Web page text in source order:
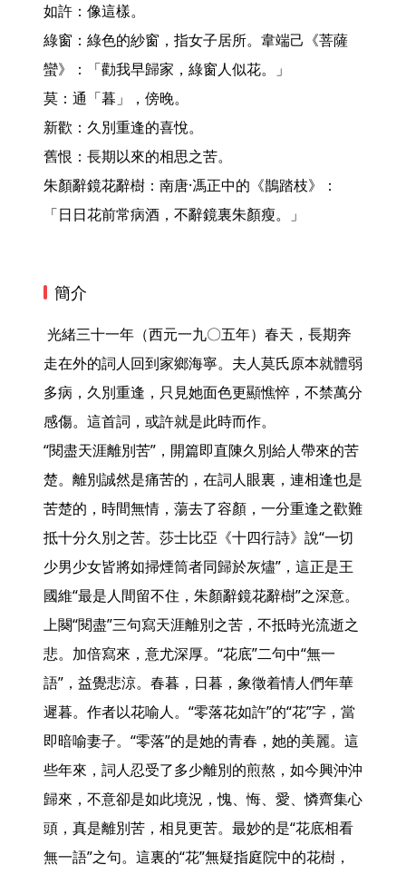
如許：像這樣。
綠窗：綠色的紗窗，指女子居所。韋端己《菩薩
蠻》：「勸我早歸家，綠窗人似花。」
莫：通「暮」，傍晚。
新歡：久別重逢的喜悅。
舊恨：長期以來的相思之苦。
朱顏辭鏡花辭樹：南唐·馮正中的《鵲踏枝》：
「日日花前常病酒，不辭鏡裏朱顏瘦。」
簡介
走在外的詞人回到家鄉海寧。夫人莫氏原本就體弱
多病，久別重逢，只見她面色更顯憔悴，不禁萬分
感傷。這首詞，或許就是此時而作。
“閱盡天涯離別苦”，開篇即直陳久別給人帶來的苦
楚。離別誠然是痛苦的，在詞人眼裏，連相逢也是
苦楚的，時間無情，蕩去了容顏，一分重逢之歡難
抵十分久別之苦。莎士比亞《十四行詩》說“一切
少男少女皆將如掃煙筒者同歸於灰燼”，這正是王
國維“最是人間留不住，朱顏辭鏡花辭樹”之深意。
上闋“閱盡”三句寫天涯離別之苦，不抵時光流逝之
悲。加倍寫來，意尤深厚。“花底”二句中“無一
語”，益覺悲涼。春暮，日暮，象徵着情人們年華
遲暮。作者以花喻人。“零落花如許”的“花”字，當
即暗喻妻子。“零落”的是她的青春，她的美麗。這
些年來，詞人忍受了多少離別的煎熬，如今興沖沖
歸來，不意卻是如此境況，愧、悔、愛、憐齊集心
頭，真是離別苦，相見更苦。最妙的是“花底相看
無一語”之句。這裏的“花”無疑指庭院中的花樹，